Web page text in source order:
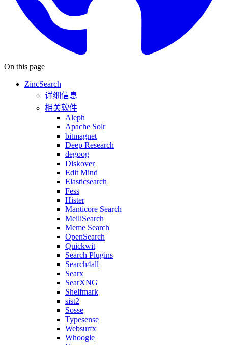
On this page
ZincSearch
详细信息
相关软件
Aleph
Apache Solr
bitmagnet
Deep Research
degoog
Diskover
Edit Mind
Elasticsearch
Fess
Hister
Manticore Search
MeiliSearch
Meme Search
OpenSearch
Quickwit
Search Plugins
Search4all
Searx
SearXNG
Shelfmark
sist2
Sosse
Typesense
Websurfx
Whoogle